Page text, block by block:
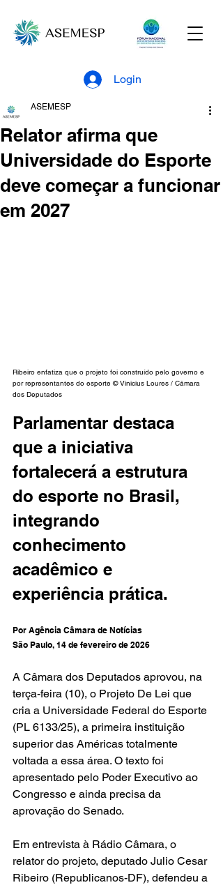
Login
Relator afirma que
Universidade do Esporte
deve começar a funcionar
em 2027
ASEMESP
Ribeiro enfatiza que o projeto foi construído pelo governo e
por representantes do esporte © Vinicius Loures / Câmara
dos Deputados
Parlamentar destaca
que a iniciativa
fortalecerá a estrutura
do esporte no Brasil,
integrando
conhecimento
acadêmico e
experiência prática.
Por Agência Câmara de Notícias
São Paulo, 14 de fevereiro de 2026
A Câmara dos Deputados aprovou, na
terça-feira (10), o Projeto De Lei que
cria a Universidade Federal do Esporte
(PL 6133/25), a primeira instituição
superior das Américas totalmente
voltada a essa área. O texto foi
apresentado pelo Poder Executivo ao
Congresso e ainda precisa da
aprovação do Senado.
Em entrevista à Rádio Câmara, o
relator do projeto, deputado Julio Cesar
Ribeiro (Republicanos-DF), defendeu a